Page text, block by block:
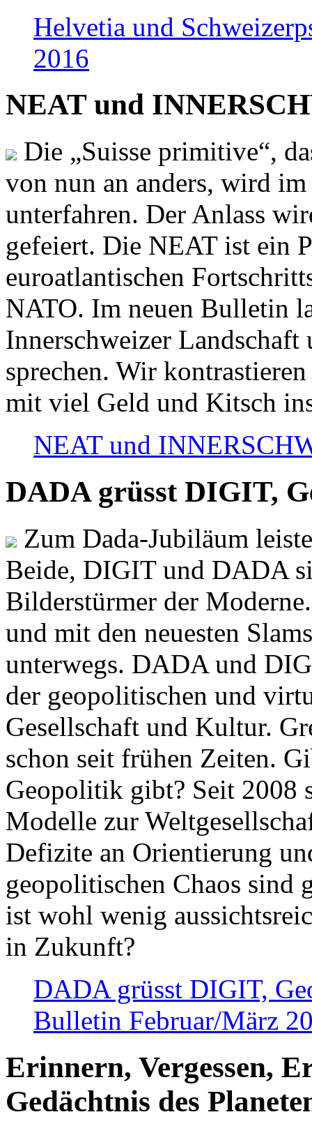
Helvetia und
2016
NEAT und
Die „Suisse primitive“,
von nun an anders, wird
unterfahren. Der Anlass
gefeiert. Die NEAT ist ein
euroatlantischen
NATO. Im neuen Bulletin
Innerschweizer
sprechen. Wir
mit viel Geld und Kitsch
NEAT und
DADA grüsst DIGIT,
Zum Dada-Jubiläum
Beide, DIGIT und DADA
Bilderstürmer der
und mit den neuesten
unterwegs. DADA und
der geopolitischen und
Gesellschaft und Kultur.
schon seit frühen Zeiten.
Geopolitik gibt? Seit 2008
Modelle zur
Defizite an Orientierung
geopolitischen Chaos sind
ist wohl wenig
in Zukunft?
DADA grüsst DIGIT,
Bulletin Februar/März
Erinnern, Vergessen,
Gedächtnis des